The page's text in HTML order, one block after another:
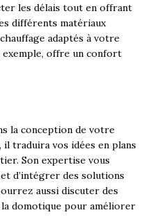
les délais tout en offrant
différents matériaux
adaptés à votre
exemple, offre un confort
la conception de votre
il traduira vos idées en plans
Son expertise vous
d’intégrer des solutions
aussi discuter des
domotique pour améliorer